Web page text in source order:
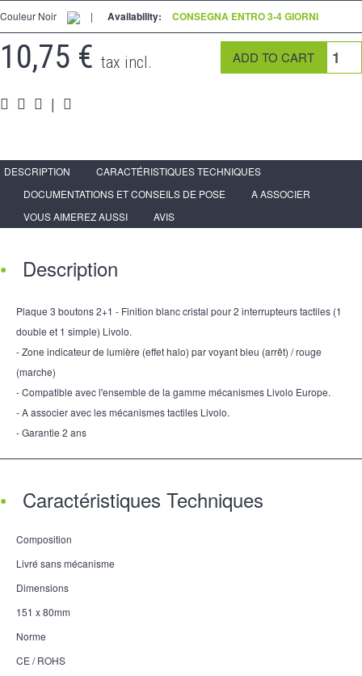
accessori
Pièces
Programma per rivenditori - LIVOLO Francia Sito Ufficiale di
Couleur Noir
| Availability: CONSEGNA ENTRO 3-4 GIORNI
10,75 € tax incl.
|
DESCRIPTION
CARACTÉRISTIQUES TECHNIQUES
DOCUMENTATIONS ET CONSEILS DE POSE
A ASSOCIER
VOUS AIMEREZ AUSSI
AVIS
Description
Plaque 3 boutons 2+1 - Finition blanc cristal pour 2 interrupteurs tactiles (1
double et 1 simple) Livolo.
- Zone indicateur de lumière (effet halo) par voyant bleu (arrêt) / rouge
(marche)
- Compatible avec l'ensemble de la gamme mécanismes Livolo Europe.
- A associer avec les mécanismes tactiles Livolo.
- Garantie 2 ans
Caractéristiques Techniques
Composition
Livré sans mécanisme
Dimensions
151 x 80mm
Norme
CE / ROHS